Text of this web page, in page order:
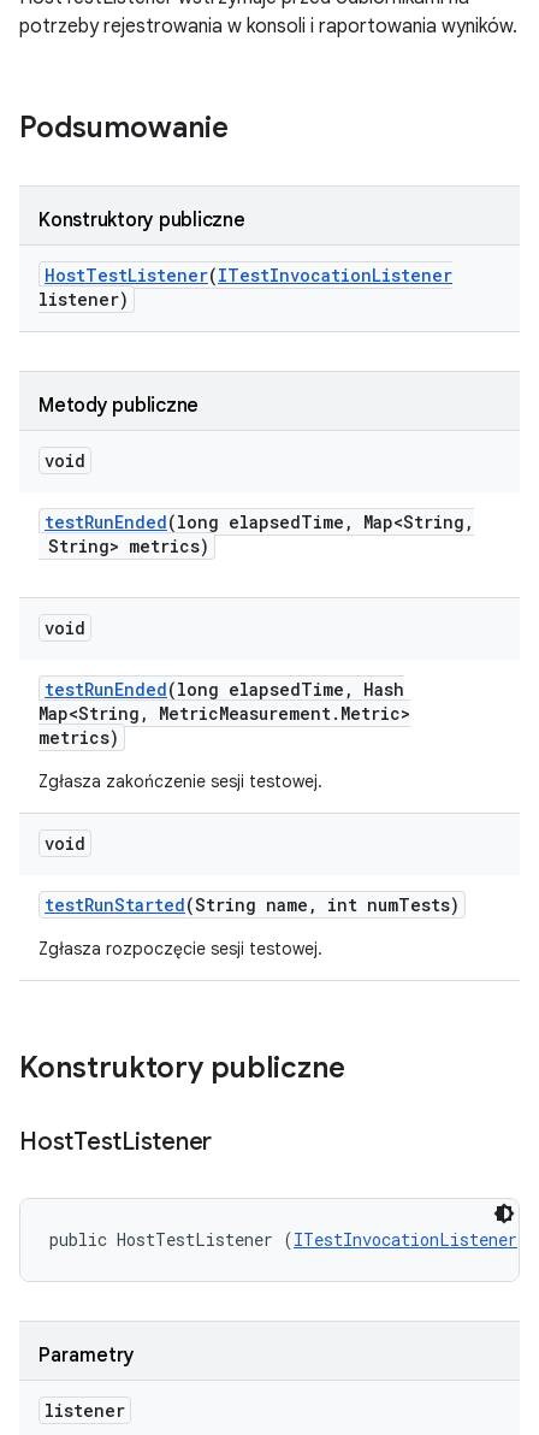
potrzeby rejestrowania w konsoli i raportowania wyników.
Podsumowanie
Konstruktory publiczne
HostTestListener(ITestInvocationListener
listener)
Metody publiczne
void
testRunEnded(long elapsedTime , Map<String ,
String> metrics)
void
testRunEnded(long elapsedTime ,
Hash
Map<String , MetricMeasurement. Metric>
metrics)
Zgłasza zakończenie sesji testowej.
void
testRunStarted(String name , int numTests)
Zgłasza rozpoczęcie sesji testowej.
Konstruktory publiczne
HostTestListener
public HostTestListener (ITestInvocationListener
Parametry
listener